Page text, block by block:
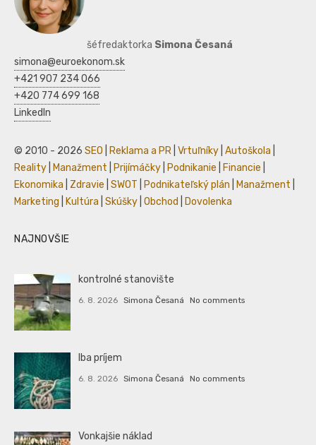
šéfredaktorka Simona Česaná
simona@euroekonom.sk
+421 907 234 066
+420 774 699 168
LinkedIn
© 2010 - 2026 SEO Reklama a PR Vrtuľníky Autoškola
Reality
Manažment Prijímáčky Podnikanie Financie
Ekonomika
Zdravie SWOT Podnikateľský plán Manažment
Marketing
Kultúra Skúšky Obchod Dovolenka
NAJNOVŠIE
kontrolné stanovište
6. 8. 2026 Simona Česaná No comments
Iba príjem
6. 8. 2026 Simona Česaná No comments
Vonkajšie náklad